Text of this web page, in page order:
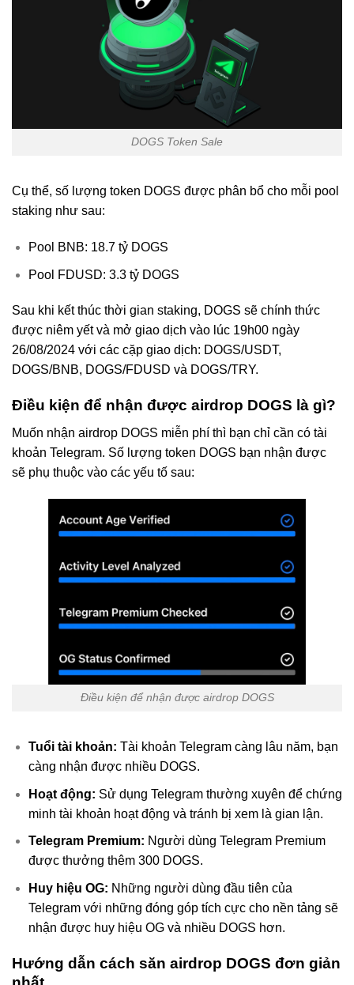
DOGS Token Sale
Cụ thể, số lượng token DOGS được phân bổ cho mỗi pool
staking như sau:
Pool BNB: 18.7 tỷ DOGS
Pool FDUSD: 3.3 tỷ DOGS
Sau khi kết thúc thời gian staking, DOGS sẽ chính thức
được niêm yết và mở giao dịch vào lúc 19h00 ngày
26/08/2024 với các cặp giao dịch: DOGS/USDT,
DOGS/BNB, DOGS/FDUSD và DOGS/TRY.
Điều kiện để nhận được airdrop DOGS là gì?
Muốn nhận airdrop DOGS miễn phí thì bạn chỉ cần có tài
khoản Telegram. Số lượng token DOGS bạn nhận được
sẽ phụ thuộc vào các yếu tố sau:
Điều kiện để nhận được airdrop DOGS
Tuổi tài khoản: Tài khoản Telegram càng lâu năm, bạn
càng nhận được nhiều DOGS.
Hoạt động: Sử dụng Telegram thường xuyên để chứng
minh tài khoản hoạt động và tránh bị xem là gian lận.
Telegram Premium: Người dùng Telegram Premium
được thưởng thêm 300 DOGS.
Huy hiệu OG: Những người dùng đầu tiên của
Telegram với những đóng góp tích cực cho nền tảng sẽ
nhận được huy hiệu OG và nhiều DOGS hơn.
Hướng dẫn cách săn airdrop DOGS đơn giản